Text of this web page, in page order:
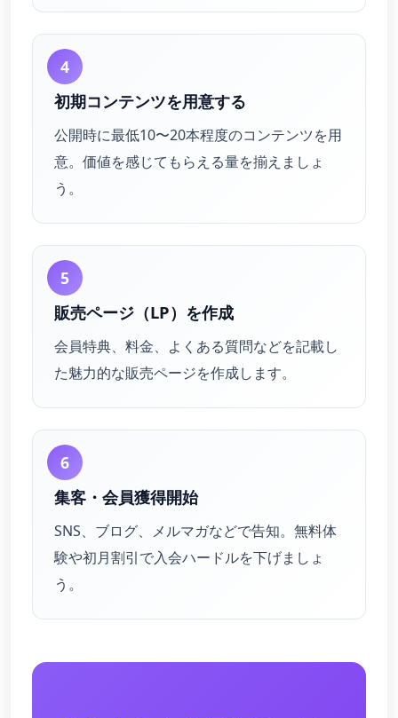
4
初期コンテンツを用意する
公開時に最低10〜20本程度のコンテンツを用
意。価値を感じてもらえる量を揃えましょ
う。
5
販売ページ（LP）を作成
会員特典、料金、よくある質問などを記載し
た魅力的な販売ページを作成します。
6
集客・会員獲得開始
SNS、ブログ、メルマガなどで告知。無料体
験や初月割引で入会ハードルを下げましょ
う。